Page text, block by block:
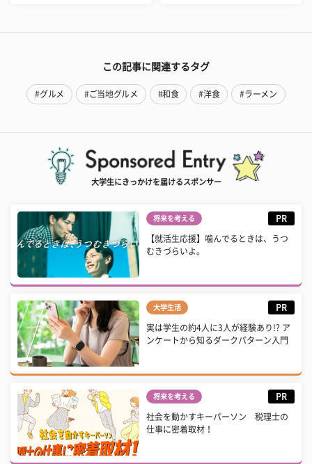
この記事に関連するタグ
#グルメ #ご当地グルメ #和食 #洋食 #ラーメン
大学生にきっかけを届けるスポンサー
将来を考える PR
【就活生応援】噛んでるときは、うつ
むきづらいよ。
大学生活 PR
実は学生の約4人に3人が経験あり!? ア
ンケートから知るダークパターン入門
将来を考える PR
社会を動かすキーパーソン 税理士の
仕事に密着取材！